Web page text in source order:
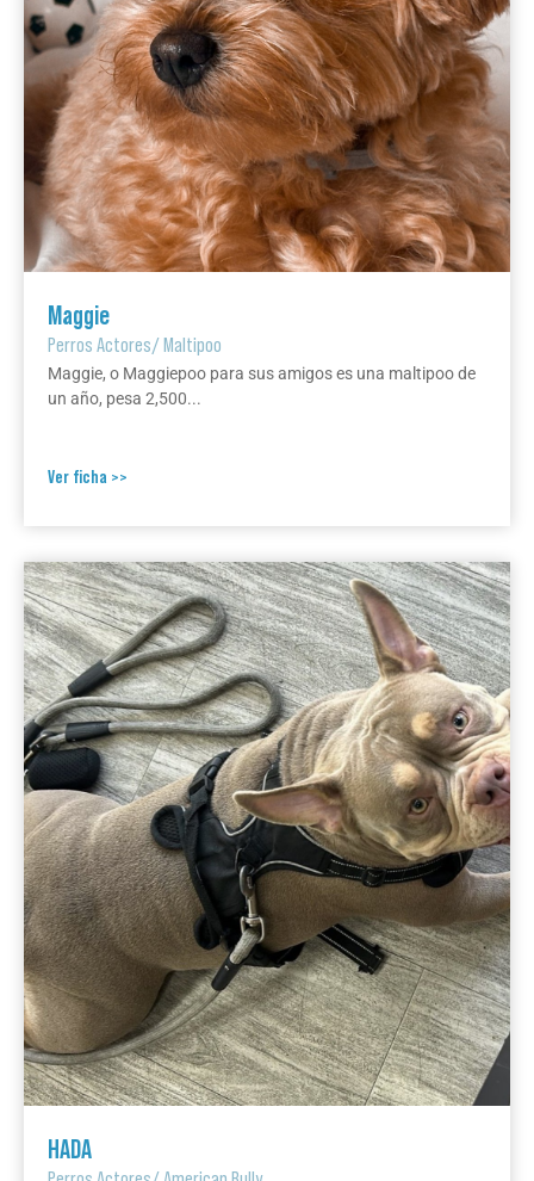
Maggie
Perros Actores/Maltipoo
Maggie, o Maggiepoo para sus amigos es una maltipoo de
un año, pesa 2,500...
Ver ficha >>
HADA